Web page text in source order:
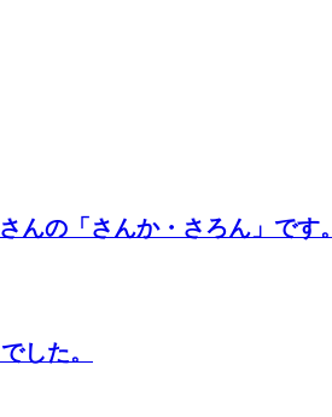
んの「さんか・さろん」です。
した。